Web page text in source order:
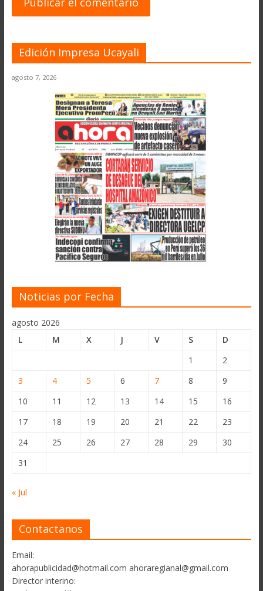
Edición Impresa Ucayali
agosto 7, 2026
Noticias por Fecha
agosto 2026
L
M X J V S
D
1
2
3
4 5 6 7 8
9
10
11 12 13 14 15
16
17
18 19 20 21 22
23
24
25 26 27 28 29
30
31
« Jul
Contactanos
Email:
ahorapublicidad@hotmail.com ahoraregianal@gmail.com
Director interino: